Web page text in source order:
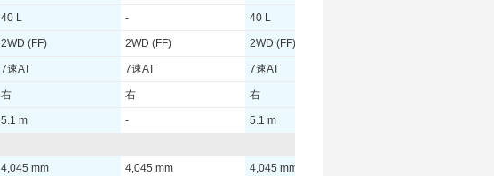
40 L - 40 L
2WD (FF) 2WD (FF) 2WD (FF)
7速AT 7速AT 7速AT
右 右 右
5.1 m - 5.1 m
4,045 mm 4,045 mm 4,045 mm